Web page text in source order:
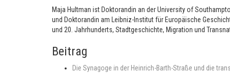
Maja Hultman ist Doktorandin an der University of
und Doktorandin am Leibniz-Institut für Europäische
und 20. Jahrhunderts, Stadtgeschichte, Migration und
Beitrag
Die Synagoge in der Heinrich-Barth-Straße und die